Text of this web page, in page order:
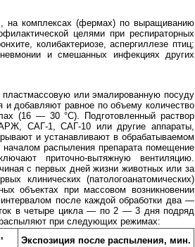
на комплексах (фермах) по выращиванию
целями при респираторных
колибактериозе, аспергиллезе птиц;
и смешанных инфекциях других
пластмассовую или эмалированную посуду
добавляют равное по объему количество
(16 — 30 °С). Подготовленный раствор
АРЖ, САГ-1, САГ-10 или другие аппараты,
и устанавливают в обрабатываемом
распыления препарата помещение
приточно-вытяжную вентиляцию.
с первых дней жизни животных или за
клинических (патологоанатомических)
объектах при массовом возникновении
после каждой обработки два —
в четыре цикла — по 2 — 3 дня подряд
при следующих режимах:
Экспозиция после распыления, мин.